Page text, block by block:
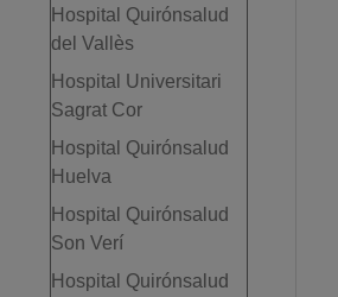
Hospital Quirónsalud
del Vallès
Hospital Universitari
Sagrat Cor
Hospital Quirónsalud
Huelva
Hospital Quirónsalud
Son Verí
Hospital Quirónsalud